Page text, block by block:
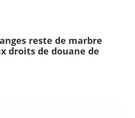
reste de marbre
droits de douane de